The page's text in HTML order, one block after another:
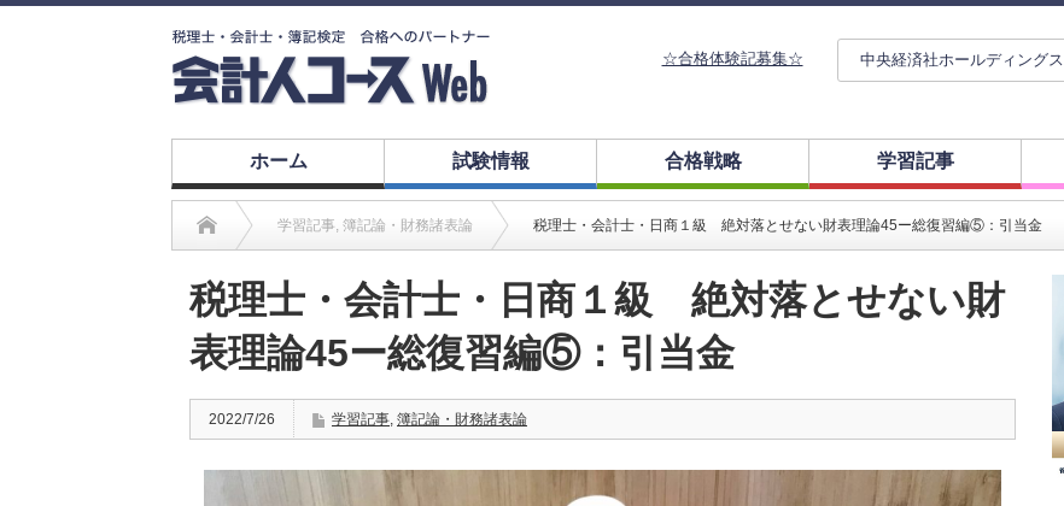
☆合格体験記募集☆ 中央経済社ホールディングス
ホーム 試験情報 合格戦略 学習記事
学習記事, 簿記論・財務諸表論 税理士・会計士・日商１級 絶対落とせない財表理論45ー総復習編⑤：引当金
税理士・会計士・日商１級 絶対落とせない財
表理論45ー総復習編⑤：引当金
2022/7/26 学習記事, 簿記論・財務諸表論